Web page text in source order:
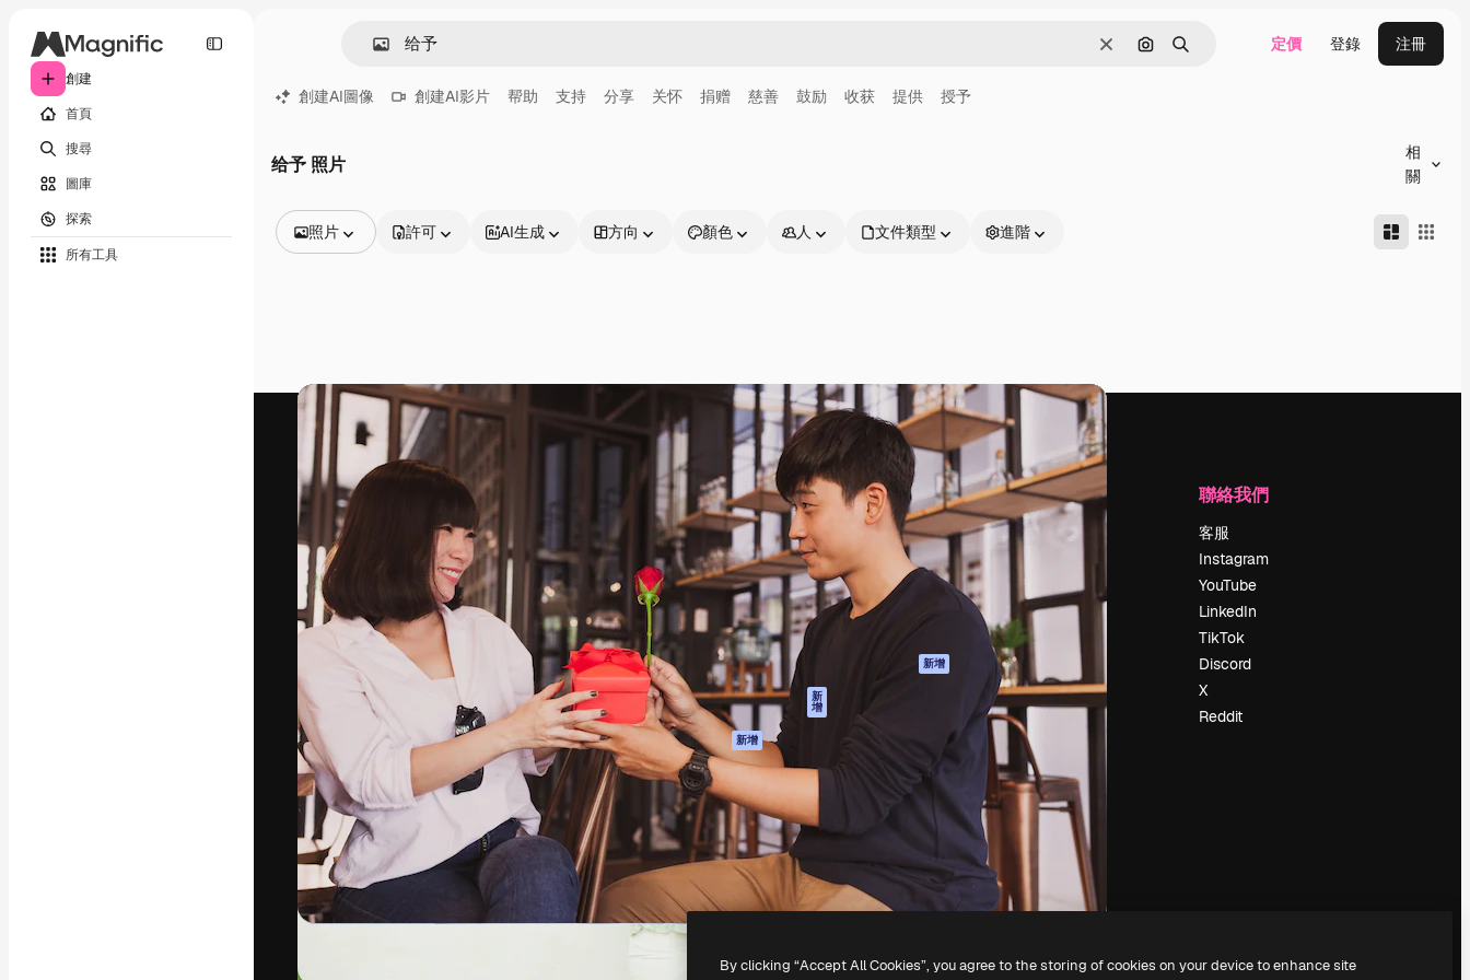
創建
首頁
搜尋
圖庫
探索
所有工具
清除 通過圖像搜索
搜尋 定價 登錄 注冊
創建AI圖像 創建AI影片 帮助 支持 分享 关怀 捐赠 慈善 鼓励 收获 提供 授予
给予 照片
相
關
照片
視頻
片段
動態圖形
影片範本
3D模型
字體
許可 AI生成 方向 顏色 人 文件類型 進階
引導你創作出最佳作品的創意平台。擁有超過
100萬訂閱者，涵蓋創意人士、企業、代理商
和工作室。
繁體中文 (香港)
產品
Spaces
AI助手
AI圖像生成器
AI視頻生成器
AI語音生成器
圖庫內容
MCP用於
Claude/ChatGPT
新
增
AI助手 新增
API
流動應用程式
所有Magnific工具
開始使用
Academy
客服
使用條款
新增
信任中心
公司
工作機會
搜索趨勢
博客
聚會活動
Slidesgo
出售內容
新聞室
正在尋找
magnific.ai
聯絡我們
客服
Instagram
YouTube
LinkedIn
TikTok
Discord
X
Reddit
Copyright © 2010- 2026 Freepik Company S.L.U. 版權所有
By clicking “Accept All Cookies”, you agree to the storing of cookies on your device to enhance site